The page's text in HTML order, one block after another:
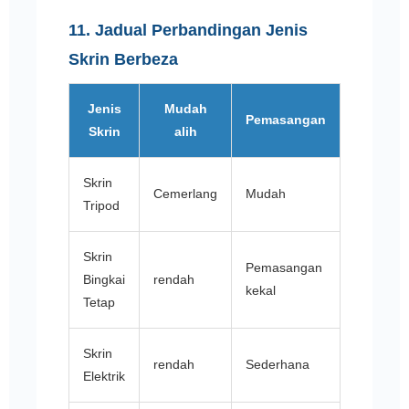
11. Jadual Perbandingan Jenis
Skrin Berbeza
Jenis
Skrin
Mudah
alih
Pemasangan
Skrin
Tripod
Cemerlang Mudah
Skrin
Bingkai
Tetap
rendah
Pemasangan
kekal
Skrin
Elektrik
rendah Sederhana